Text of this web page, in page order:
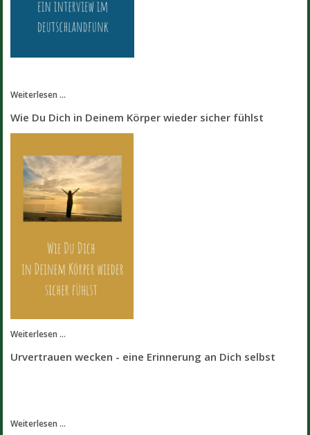
Weiterlesen ...
Wie Du Dich in Deinem Körper wieder sicher fühlst
Weiterlesen ...
Urvertrauen wecken - eine Erinnerung an Dich selbst
Weiterlesen ...